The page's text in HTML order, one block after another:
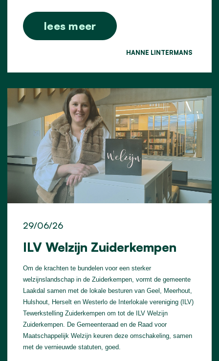
lees meer
HANNE LINTERMANS
ILV Welzijn Zuiderkempen
29/06/26
Om de krachten te bundelen voor een sterker
welzijnslandschap in de Zuiderkempen, vormt de gemeente
Laakdal samen met de lokale besturen van Geel, Meerhout,
Hulshout, Herselt en Westerlo de Interlokale vereniging (ILV)
Tewerkstelling Zuiderkempen om tot de ILV Welzijn
Zuiderkempen. De Gemeenteraad en de Raad voor
Maatschappelijk Welzijn keuren deze omschakeling, samen
met de vernieuwde statuten, goed.